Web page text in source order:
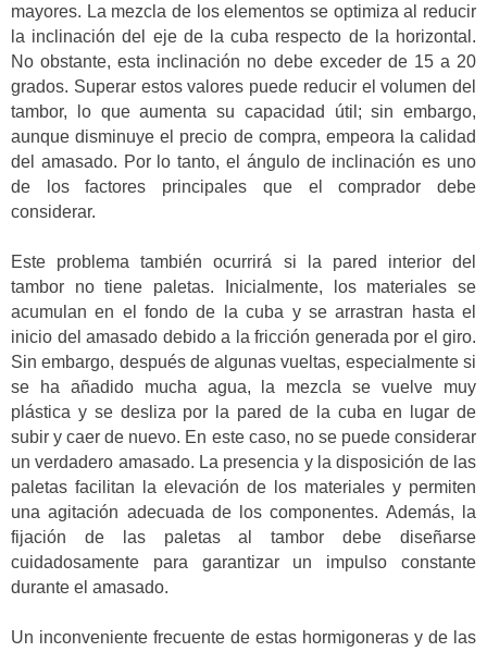
mayores. La mezcla de los elementos se optimiza al reducir
la inclinación del eje de la cuba respecto de la horizontal.
No obstante, esta inclinación no debe exceder de 15 a 20
grados. Superar estos valores puede reducir el volumen del
tambor, lo que aumenta su capacidad útil; sin embargo,
aunque disminuye el precio de compra, empeora la calidad
del amasado. Por lo tanto, el ángulo de inclinación es uno
de los factores principales que el comprador debe
considerar.
Este problema también ocurrirá si la pared interior del
tambor no tiene paletas. Inicialmente, los materiales se
acumulan en el fondo de la cuba y se arrastran hasta el
inicio del amasado debido a la fricción generada por el giro.
Sin embargo, después de algunas vueltas, especialmente si
se ha añadido mucha agua, la mezcla se vuelve muy
plástica y se desliza por la pared de la cuba en lugar de
subir y caer de nuevo. En este caso, no se puede considerar
un verdadero amasado. La presencia y la disposición de las
paletas facilitan la elevación de los materiales y permiten
una agitación adecuada de los componentes. Además, la
fijación de las paletas al tambor debe diseñarse
cuidadosamente para garantizar un impulso constante
durante el amasado.
Un inconveniente frecuente de estas hormigoneras y de las